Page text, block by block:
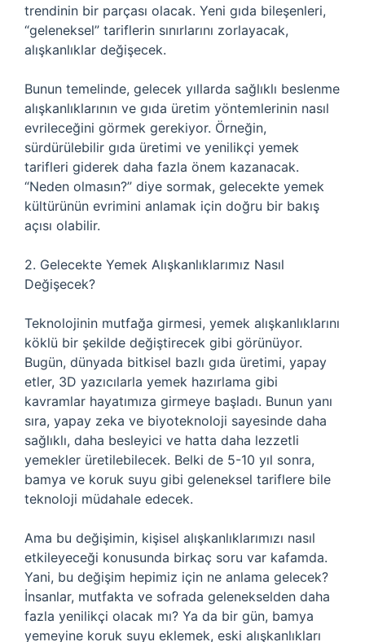
trendinin bir parçası olacak. Yeni gıda bileşenleri,
“geleneksel” tariflerin sınırlarını zorlayacak,
alışkanlıklar değişecek.
Bunun temelinde, gelecek yıllarda sağlıklı beslenme
alışkanlıklarının ve gıda üretim yöntemlerinin nasıl
evrileceğini görmek gerekiyor. Örneğin,
sürdürülebilir gıda üretimi ve yenilikçi yemek
tarifleri giderek daha fazla önem kazanacak.
“Neden olmasın?” diye sormak, gelecekte yemek
kültürünün evrimini anlamak için doğru bir bakış
açısı olabilir.
2. Gelecekte Yemek Alışkanlıklarımız Nasıl
Değişecek?
Teknolojinin mutfağa girmesi, yemek alışkanlıklarını
köklü bir şekilde değiştirecek gibi görünüyor.
Bugün, dünyada bitkisel bazlı gıda üretimi, yapay
etler, 3D yazıcılarla yemek hazırlama gibi
kavramlar hayatımıza girmeye başladı. Bunun yanı
sıra, yapay zeka ve biyoteknoloji sayesinde daha
sağlıklı, daha besleyici ve hatta daha lezzetli
yemekler üretilebilecek. Belki de 5-10 yıl sonra,
bamya ve koruk suyu gibi geleneksel tariflere bile
teknoloji müdahale edecek.
Ama bu değişimin, kişisel alışkanlıklarımızı nasıl
etkileyeceği konusunda birkaç soru var kafamda.
Yani, bu değişim hepimiz için ne anlama gelecek?
İnsanlar, mutfakta ve sofrada gelenekselden daha
fazla yenilikçi olacak mı? Ya da bir gün, bamya
yemeyine koruk suyu eklemek, eski alışkanlıkları